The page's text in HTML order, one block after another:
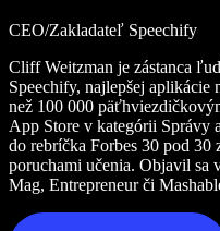
CEO/Zakladateľ Speechify
Cliff Weitzman je zástanca
Speechify, najlepšej aplikácie
než 100 000
App Store v kategórii Správy
do rebríčka Forbes 30 pod
poruchami učenia. Objavil sa
Mag, Entrepreneur či